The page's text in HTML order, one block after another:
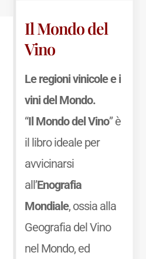
Il Mondo del
Vino
Le regioni vinicole e i
vini del Mondo.
“Il Mondo del Vino” è
il libro ideale per
avvicinarsi
all’Enografia
Mondiale, ossia alla
Geografia del Vino
nel Mondo, ed